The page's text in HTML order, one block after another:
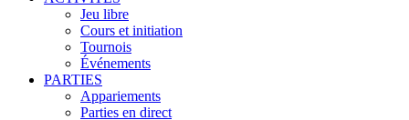
Jeu libre
Cours et initiation
Tournois
Événements
PARTIES
Appariements
Parties en direct